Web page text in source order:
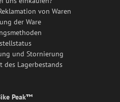
von Waren
der Ware
und Stornierung
des Lagerbestands
Peak™